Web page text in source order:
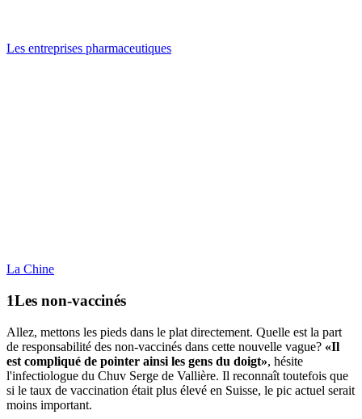
Les entreprises pharmaceutiques
La Chine
Les non-vaccinés
Allez, mettons les pieds dans le plat directement. Quelle est la part
de responsabilité des non-vaccinés dans cette nouvelle vague? «Il
est compliqué de pointer ainsi les gens du doigt», hésite
l'infectiologue du Chuv Serge de Vallière. Il reconnaît toutefois que
si le taux de vaccination était plus élevé en Suisse, le pic actuel serait
moins important.